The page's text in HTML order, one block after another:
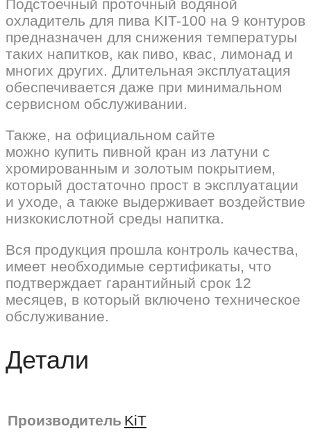
Подстоечный проточный водяной
охладитель для пива KIT-100 на 9 контуров
предназначен для снижения температуры
таких напитков, как пиво, квас, лимонад и
многих других. Длительная эксплуатация
обеспечивается даже при минимальном
сервисном обслуживании.
Также, на официальном сайте
можно купить пивной кран из латуни с
хромированным и золотым покрытием,
который достаточно прост в эксплуатации
и уходе, а также выдерживает воздействие
низкокислотной среды напитка.
Вся продукция прошла контроль качества,
имеет необходимые сертификаты, что
подтверждает гарантийный срок 12
месяцев, в который включено техническое
обслуживание.
Детали
Производитель KiT